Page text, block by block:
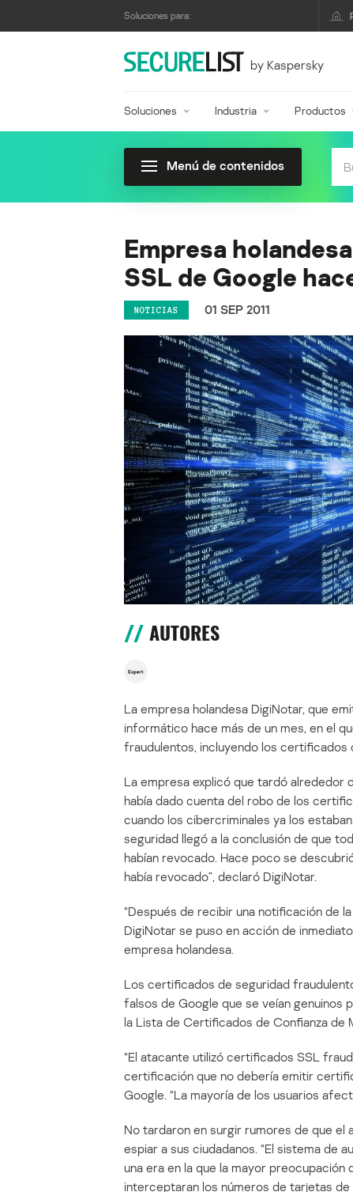
Soluciones para:
by Kaspersky
Soluciones Industria Productos
Menú de contenidos
Empresa
SSL de Google
NOTICIAS 01 SEP 2011
AUTORES
La empresa holandesa DigiNotar, que
informático hace más de un mes, en el
fraudulentos, incluyendo los certificados
La empresa explicó que tardó alrededor
había dado cuenta del robo de los
cuando los cibercriminales ya los
seguridad llegó a la conclusión de que
habían revocado. Hace poco se
había revocado”, declaró DigiNotar.
“Después de recibir una notificación de
DigiNotar se puso en acción de
empresa holandesa.
Los certificados de seguridad
falsos de Google que se veían genuinos
la Lista de Certificados de Confianza de
“El atacante utilizó certificados SSL
certificación que no debería emitir
Google. “La mayoría de los usuarios
No tardaron en surgir rumores de que el
espiar a sus ciudadanos. “El sistema de
una era en la que la mayor
interceptaran los números de tarjetas